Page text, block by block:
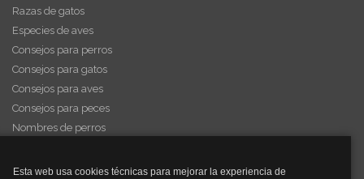
Esta web usa cookies técnicas para mejorar la experiencia de
Razas de gatos
Especies de aves
Consejos para perros
Consejos para gatos
Consejos para aves
Consejos para peces
Nombres de perros